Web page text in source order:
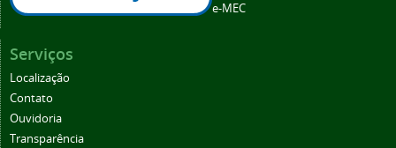
e-MEC
Serviços
Localização
Contato
Ouvidoria
Transparência